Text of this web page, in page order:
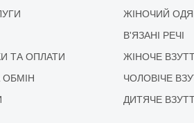
ТА ОПЛАТИ
ЖІНОЧИЙ
В'ЯЗАНІ РЕЧІ
ЖІНОЧЕ
ЧОЛОВІЧЕ
ДИТЯЧЕ